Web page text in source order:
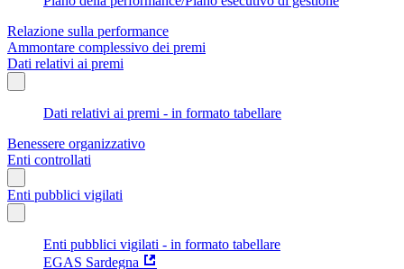
Relazione sulla performance
Ammontare complessivo dei premi
Dati relativi ai premi
Dati relativi ai premi - in formato tabellare
Benessere organizzativo
Enti controllati
Enti pubblici vigilati
Enti pubblici vigilati - in formato tabellare
EGAS Sardegna